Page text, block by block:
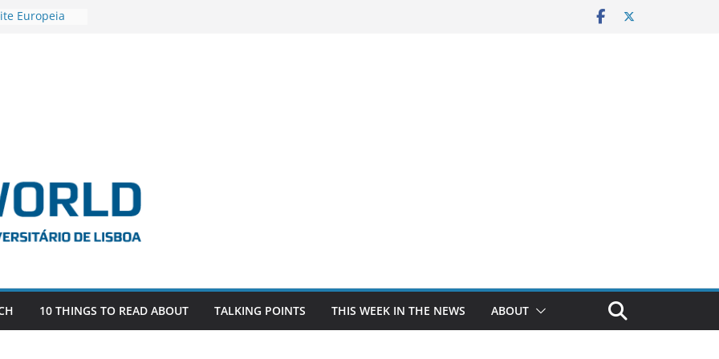
Europeia
the
Russia
10 THINGS TO READ ABOUT TALKING POINTS THIS WEEK IN THE NEWS ABOUT